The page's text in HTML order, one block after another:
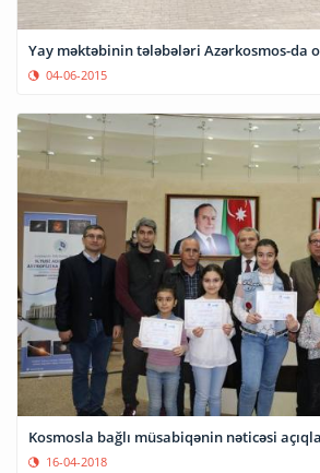
Yay məktəbinin tələbələri Azərkosmos-da
04-06-2015
Kosmosla bağlı müsabiqənin nəticəsi
16-04-2018